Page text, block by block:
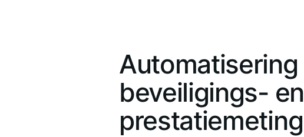
Automatisering
beveiligings- en
prestatiemeting